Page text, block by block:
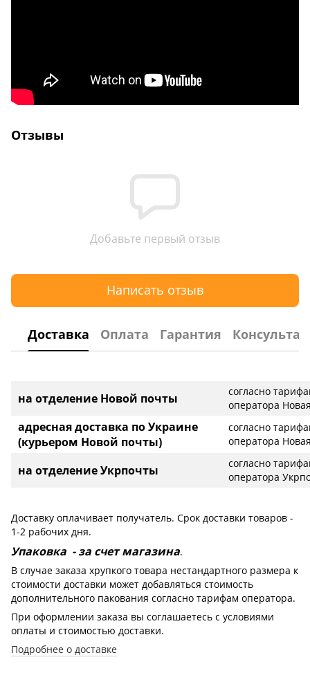
Отзывы
Добавьте первый отзыв
Написать отзыв
Доставка Оплата Гарантия
на отделение Новой почты
согласно
оператора
адресная доставка по Украине
(курьером Новой почты)
согласно
оператора
на отделение Укрпочты
согласно
оператора
Доставку оплачивает получатель. Срок доставки товаров -
1-2 рабочих дня.
Упаковка - за счет магазина.
В случае заказа хрупкого товара нестандартного размера к
стоимости доставки может добавляться стоимость
дополнительного пакования согласно тарифам оператора.
При оформлении заказа вы соглашаетесь с условиями
оплаты и стоимостью доставки.
Подробнее о доставке